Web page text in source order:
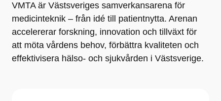
VMTA är Västsveriges samverkansarena för
medicinteknik – från idé till patientnytta. Arenan
accelererar forskning, innovation och tillväxt för
att möta vårdens behov, förbättra kvaliteten och
effektivisera hälso- och sjukvården i Västsverige.